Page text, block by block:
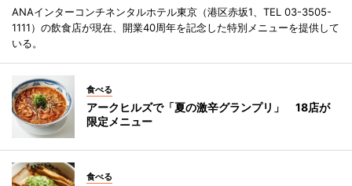
ANAインターコンチネンタルホテル東京（港区赤坂1、TEL 03-3505-
1111）の飲食店が現在、開業40周年を記念した特別メニューを提供して
いる。
食べる
アークヒルズで「夏の激辛グランプリ」 18店が
限定メニュー
食べる